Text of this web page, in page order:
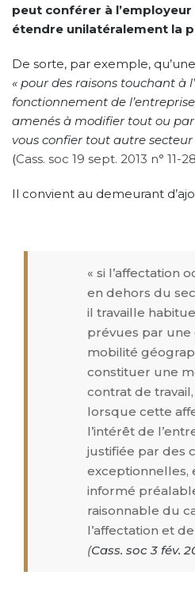
peut conférer à l’employeur
étendre unilatéralement la
De sorte, par exemple,
« pour des raisons touchant à
fonctionnement de
amenés à modifier tout ou
vous confier tout autre secteur
(Cass. soc 19 sept. 2013 n° 11-
Il convient au demeurant
« si l’affectation
en dehors du
il travaille
prévues par
mobilité
constituer une
contrat de travail,
lorsque cette
l’intérêt de
justifiée par des
exceptionnelles,
informé
raisonnable du
l’affectation et
(Cass. soc 3 fév.